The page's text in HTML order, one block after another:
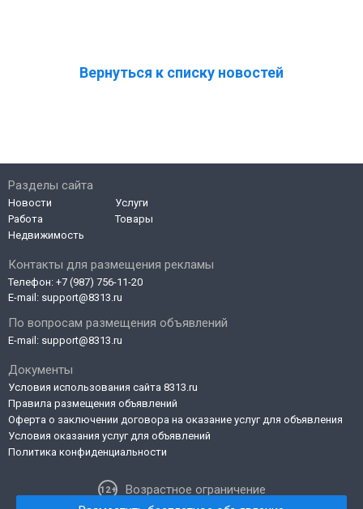
Вернуться к списку новостей
Контакты для размещения рекламы
Телефон: +7 (987) 756-11-20
E-mail: support@8313.ru
По вопросам размещения объявлений
E-mail: support@8313.ru
Документы
Условия использования сайта 8313.ru
Правила размещения объявлений
Оферта о заключении договора на оказание услуг для объявления
Условия оказания услуг для объявлений
Политика конфиденциальности
Возрастное ограничение
Разделы сайта
Новости
Работа
Недвижимость
Услуги
Товары